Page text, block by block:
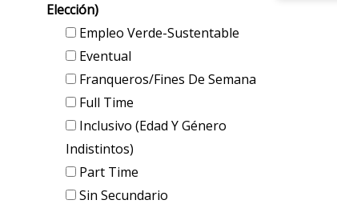
Elección)
Empleo Verde-Sustentable
Eventual
Franqueros/Fines De Semana
Full Time
Inclusivo (edad Y Género
Indistintos)
Part Time
Sin Secundario